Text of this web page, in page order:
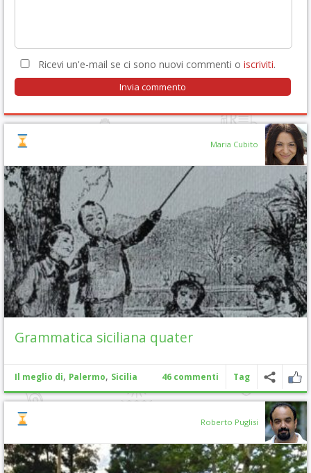
Ricevi un'e-mail se ci sono nuovi commenti o iscriviti.
Maria Cubito
Grammatica siciliana quater
Il meglio di, Palermo, Sicilia 46 commenti Tag
Roberto Puglisi